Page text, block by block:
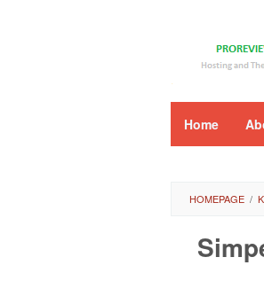
Home
HOMEPAGE /